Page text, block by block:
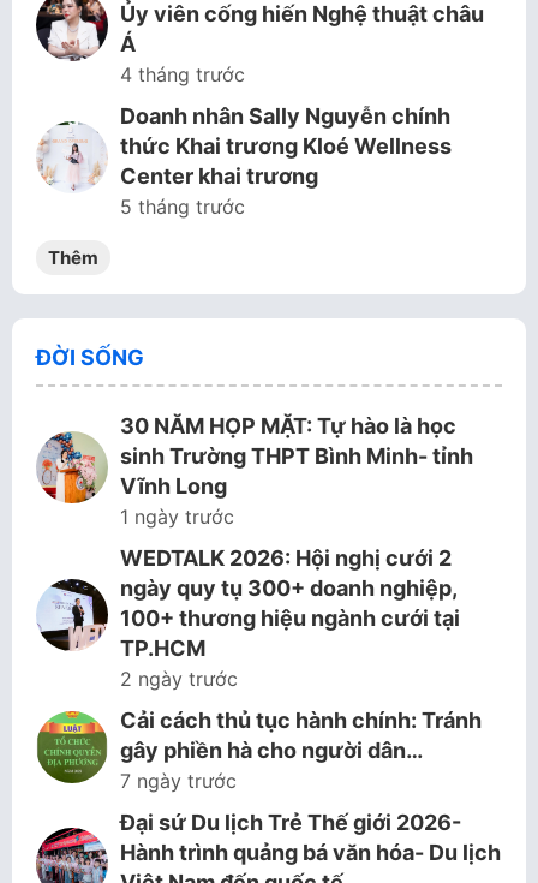
Ủy viên cống hiến Nghệ thuật châu
Á
4 tháng trước
Doanh nhân Sally Nguyễn chính
thức Khai trương Kloé Wellness
Center khai trương
5 tháng trước
Thêm
ĐỜI SỐNG
30 NĂM HỌP MẶT: Tự hào là học
sinh Trường THPT Bình Minh- tỉnh
Vĩnh Long
1 ngày trước
WEDTALK 2026: Hội nghị cưới 2
ngày quy tụ 300+ doanh nghiệp,
100+ thương hiệu ngành cưới tại
TP.HCM
2 ngày trước
Cải cách thủ tục hành chính: Tránh
gây phiền hà cho người dân…
7 ngày trước
Đại sứ Du lịch Trẻ Thế giới 2026-
Hành trình quảng bá văn hóa- Du lịch